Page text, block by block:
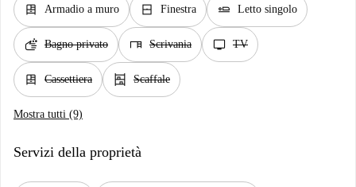
dresser Armadio a muro window_closed Finestra airline_seat_flat Letto singolo
soap Bagno privato desk Scrivania tv TV
dresser Cassettiera shelves Scaffale
Mostra tutti (9)
Servizi della proprietà